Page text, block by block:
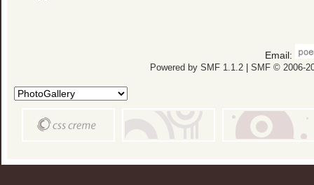
Email:
Powered by SMF 1.1.2| SMF © 2006-